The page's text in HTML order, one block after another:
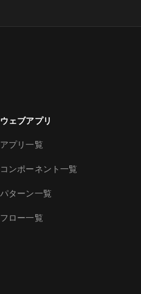
ウェブアプリ
アプリ一覧
コンポーネント一覧
パターン一覧
フロー一覧